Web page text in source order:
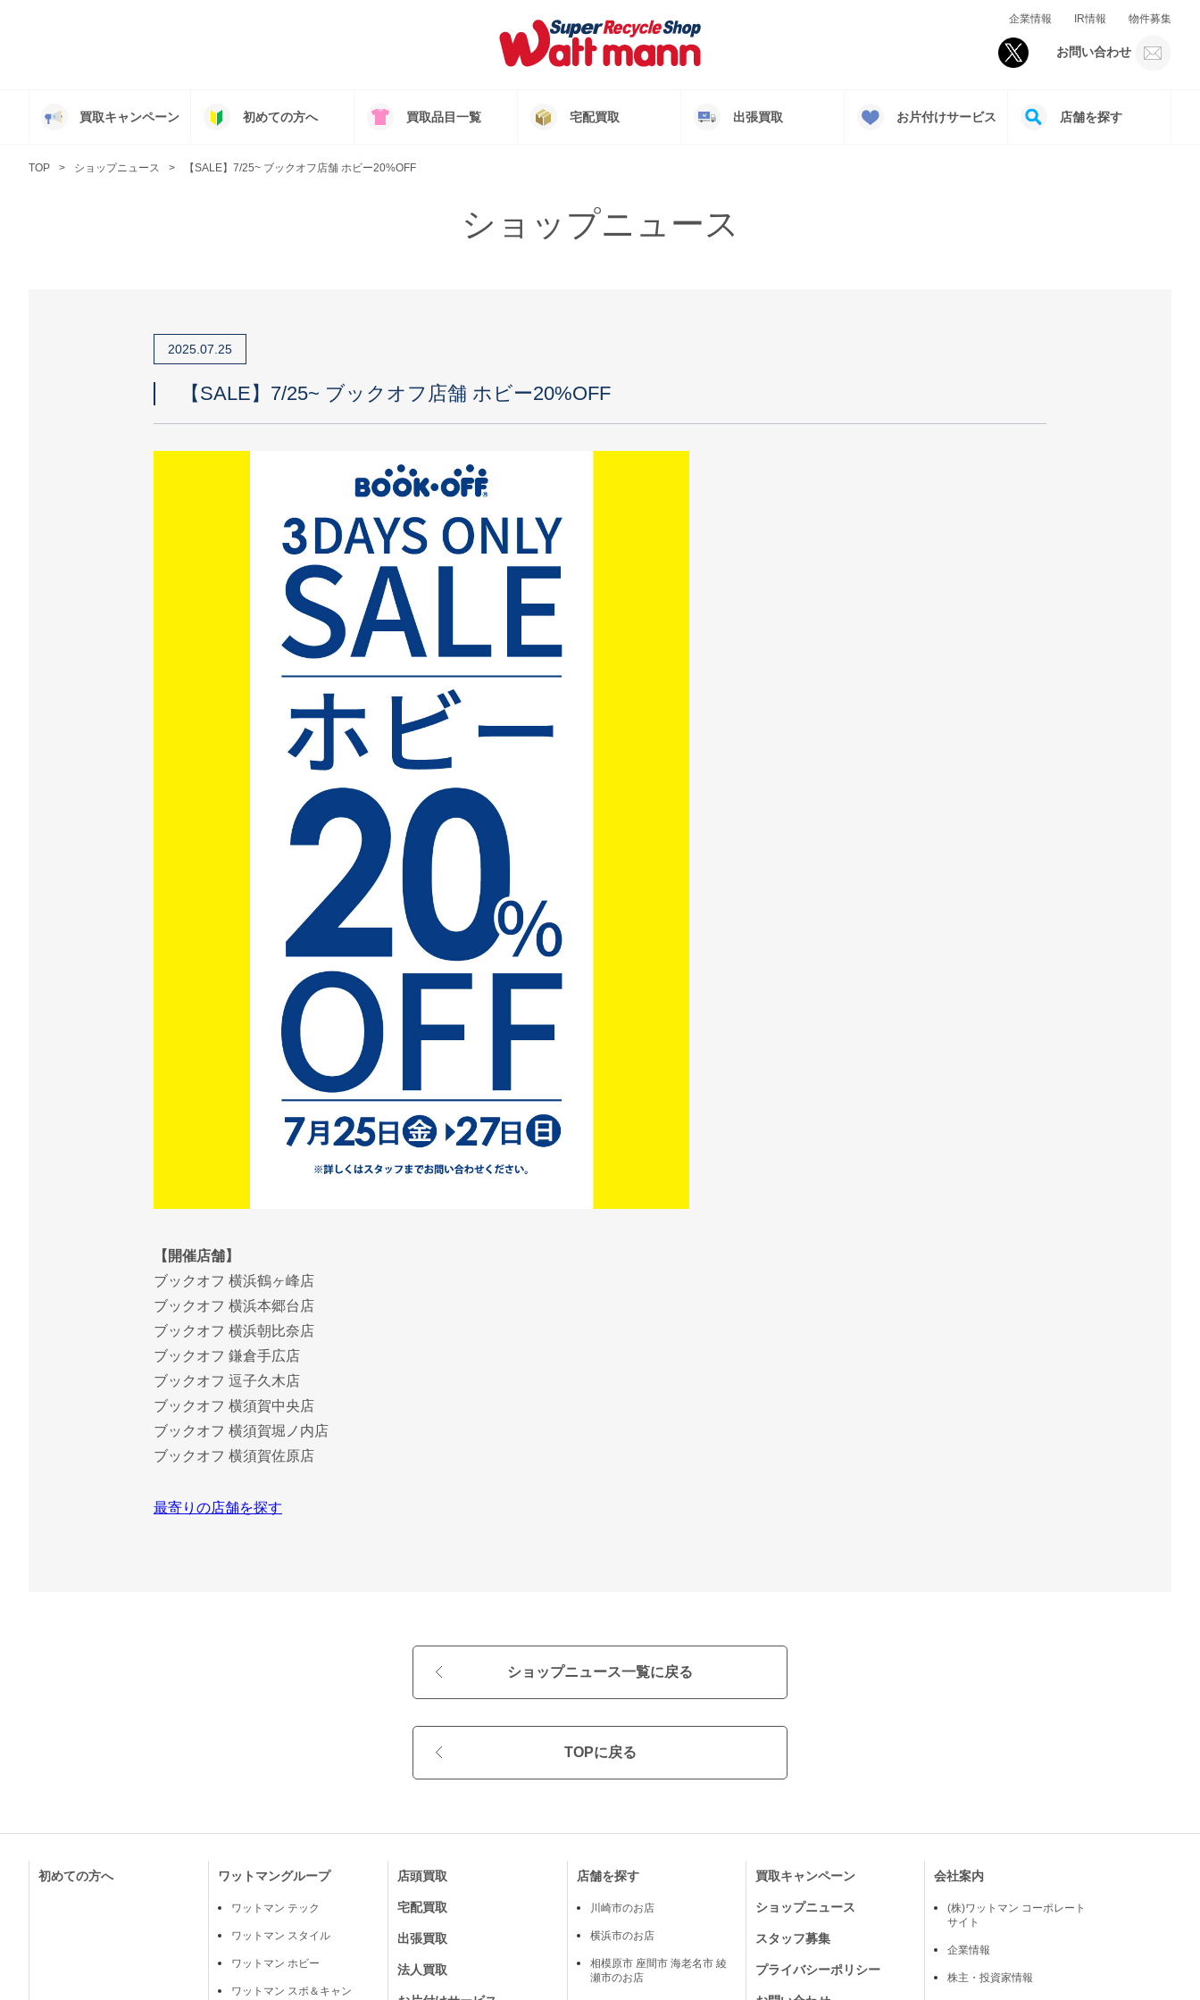
お問い合わせ
企業情報 IR情報 物件募集
買取キャンペーン 初めての方へ 買取品目一覧 宅配買取 出張買取 お片付けサービス 店舗を探す
TOP ショップニュース 【SALE】7/25~ ブックオフ店舗 ホビー20%OFF
ショップニュース
2025.07.25
【SALE】7/25~ ブックオフ店舗 ホビー20%OFF
【開催店舗】
ブックオフ 横浜鶴ヶ峰店
ブックオフ 横浜本郷台店
ブックオフ 横浜朝比奈店
ブックオフ 鎌倉手広店
ブックオフ 逗子久木店
ブックオフ 横須賀中央店
ブックオフ 横須賀堀ノ内店
ブックオフ 横須賀佐原店
最寄りの店舗を探す
ショップニュース一覧に戻る
TOPに戻る
初めての方へ ワットマングループ
ワットマン テック
ワットマン スタイル
ワットマン ホビー
ワットマン スポ＆キャン
店頭買取
宅配買取
出張買取
法人買取
店舗を探す
川崎市のお店
横浜市のお店
相模原市 座間市 海老名市 綾
瀬市のお店
買取キャンペーン
ショップニュース
スタッフ募集
プライバシーポリシー
会社案内
(株)ワットマン コーポレート
サイト
企業情報
株主・投資家情報